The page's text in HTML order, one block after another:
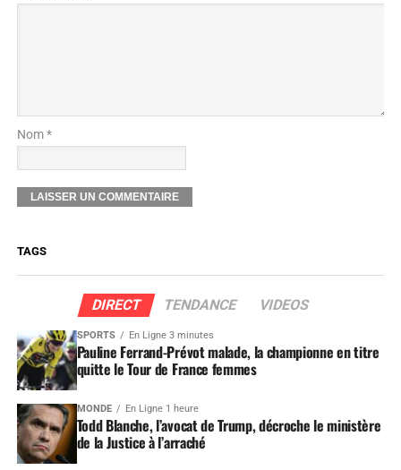
Nom *
TAGS
DIRECT TENDANCE VIDEOS
SPORTS En Ligne 3 minutes
Pauline Ferrand-Prévot malade, la championne en titre
quitte le Tour de France femmes
MONDE En Ligne 1 heure
Todd Blanche, l’avocat de Trump, décroche le ministère
de la Justice à l’arraché